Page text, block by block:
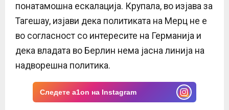
понатамошна ескалација. Крупала, во изјава за
Тагешау, изјави дека политиката на Мерц не е
во согласност со интересите на Германија и
дека владата во Берлин нема јасна линија на
надворешна политика.
Следете a1on на Instagram